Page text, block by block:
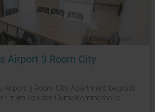
Foto: © booking.com
Airport 3 Room City
Airport 3 Room City Apartment begrüßt
1,7 km von der Dumeklemmerhalle